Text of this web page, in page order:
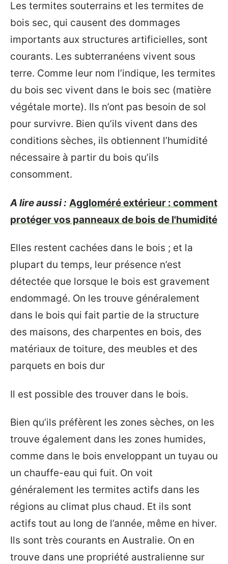
Les termites souterrains et les termites de
bois sec, qui causent des dommages
importants aux structures artificielles, sont
courants. Les subterranéens vivent sous
terre. Comme leur nom l’indique, les termites
du bois sec vivent dans le bois sec (matière
végétale morte). Ils n’ont pas besoin de sol
pour survivre. Bien qu’ils vivent dans des
conditions sèches, ils obtiennent l’humidité
nécessaire à partir du bois qu’ils
consomment.
A lire aussi : Aggloméré extérieur : comment
protéger vos panneaux de bois de l'humidité
Elles restent cachées dans le bois ; et la
plupart du temps, leur présence n’est
détectée que lorsque le bois est gravement
endommagé. On les trouve généralement
dans le bois qui fait partie de la structure
des maisons, des charpentes en bois, des
matériaux de toiture, des meubles et des
parquets en bois dur
Il est possible des trouver dans le bois.
Bien qu’ils préfèrent les zones sèches, on les
trouve également dans les zones humides,
comme dans le bois enveloppant un tuyau ou
un chauffe-eau qui fuit. On voit
généralement les termites actifs dans les
régions au climat plus chaud. Et ils sont
actifs tout au long de l’année, même en hiver.
Ils sont très courants en Australie. On en
trouve dans une propriété australienne sur